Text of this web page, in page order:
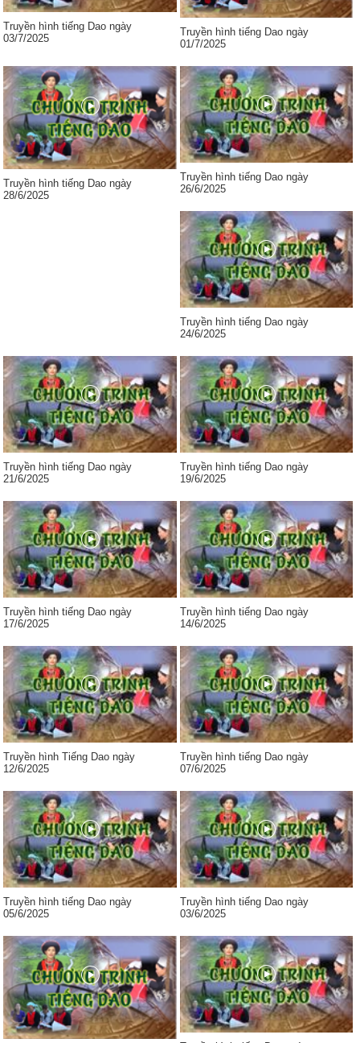
Truyền hình tiếng Dao ngày
03/7/2025
Truyền hình tiếng Dao ngày
01/7/2025
Truyền hình tiếng Dao ngày
28/6/2025
Truyền hình tiếng Dao ngày
26/6/2025
Truyền hình tiếng Dao ngày
24/6/2025
Truyền hình tiếng Dao ngày
21/6/2025
Truyền hình tiếng Dao ngày
19/6/2025
Truyền hình tiếng Dao ngày
17/6/2025
Truyền hình tiếng Dao ngày
14/6/2025
Truyền hình Tiếng Dao ngày
12/6/2025
Truyền hình tiếng Dao ngày
07/6/2025
Truyền hình tiếng Dao ngày
05/6/2025
Truyền hình tiếng Dao ngày
03/6/2025